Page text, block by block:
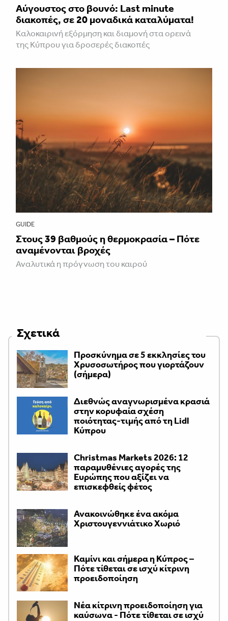
Aύγουστος στο βουνό: Last minute
διακοπές, σε 20 μοναδικά καταλύματα!
Καλοκαιρινή εξόρμηση και διαμονή στα ορεινά
της Κύπρου για δροσερές διακοπές
GUIDE
Στους 39 βαθμούς η θερμοκρασία – Πότε
αναμένονται βροχές
Αναλυτικά η πρόγνωση του καιρού
Σχετικά
Προσκύνημα σε 5 εκκλησίες του
Χρυσοσωτήρος που γιορτάζουν
(σήμερα)
Διεθνώς αναγνωρισμένα κρασιά
στην κορυφαία σχέση
ποιότητας-τιμής από τη Lidl
Κύπρου
Christmas Markets 2026: 12
παραμυθένιες αγορές της
Ευρώπης που αξίζει να
επισκεφθείς φέτος
Ανακοινώθηκε ένα ακόμα
Χριστουγεννιάτικο Χωριό
Καμίνι και σήμερα η Κύπρος –
Πότε τίθεται σε ισχύ κίτρινη
προειδοποίηση
Νέα κίτρινη προειδοποίηση για
καύσωνα - Πότε τίθεται σε ισχύ